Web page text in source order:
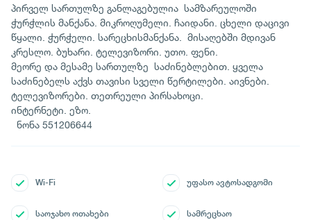
პირველ სართულზე განლაგებულია სამზარეულოში
ჭურჭლის მანქანა. მიკროღუმელი. ჩაიდანი. ცხელი დაცივი
წყალი. ჭურჭელი. სარეცხისმანქანა. მისაღებში მდივან
კრესლო. ბუხარი. ტელევიზორი. უთო. ფენი.
მეორე და მესამე სართულზე საძინებლებით. ყველა
საძინებელს აქვს თავისი სველი წერტილები. აივნები.
ტელევიზორები. თეთრეული პირსახოცი.
ინტერნეტი. ეზო.
ნონა 551206644
Wi-Fi უფასო ავტოსადგომი
საოჯახო ოთახები სამრეცხაო